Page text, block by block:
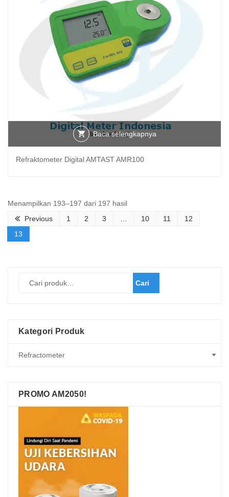
Baca selengkapnya
Refraktometer Digital AMTAST AMR100
Menampilkan 193–197 dari 197 hasilDiurutkan
menurut
Previous 1 2 3 10 11
12
13
Cari
Kategori Produk
PROMO AM2050!